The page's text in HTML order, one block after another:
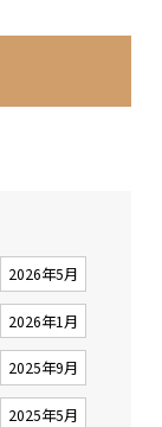
2026年5月
2026年1月
2025年9月
2025年5月